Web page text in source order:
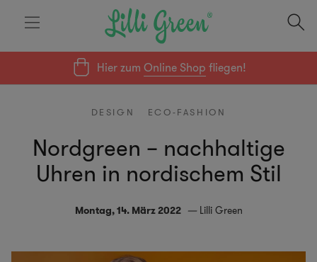
Hier zumOnline Shop fliegen!
DESIGN ECO-FASHION
Nordgreen – nachhaltige
Uhren in nordischem Stil
Montag, 14. März 2022 Lilli Green